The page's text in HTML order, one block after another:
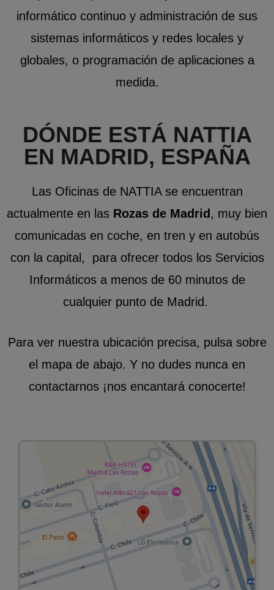
informático continuo y administración de sus
sistemas informáticos y redes locales y
globales, o programación de aplicaciones a
medida.
DÓNDE ESTÁ NATTIA
EN MADRID, ESPAÑA
Las Oficinas de NATTIA se encuentran
actualmente en las Rozas de Madrid, muy bien
comunicadas en coche, en tren y en autobús
con la capital, para ofrecer todos los Servicios
Informáticos a menos de 60 minutos de
cualquier punto de Madrid.
Para ver nuestra ubicación precisa, pulsa sobre
el mapa de abajo. Y no dudes nunca en
contactarnos ¡nos encantará conocerte!